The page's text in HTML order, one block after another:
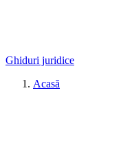
Ghiduri juridice
Acasă